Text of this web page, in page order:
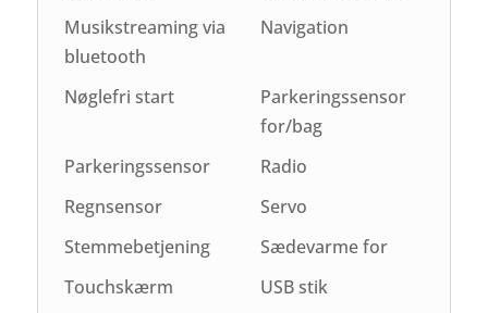
Musikstreaming via
bluetooth
Navigation
Nøglefri start
Parkeringssensor
for/bag
Parkeringssensor
Radio
Regnsensor
Servo
Stemmebetjening
Sædevarme for
Touchskærm
USB stik